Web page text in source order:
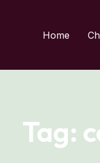
Home
del
Tag: